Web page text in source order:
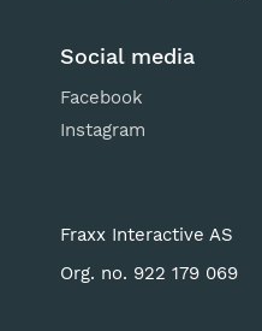
Social media
Facebook
Instagram
Fraxx Interactive AS
Org. no. 922 179 069